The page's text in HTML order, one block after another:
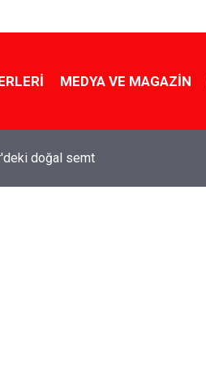
MEDYA VE MAGAZIN
doğal semt